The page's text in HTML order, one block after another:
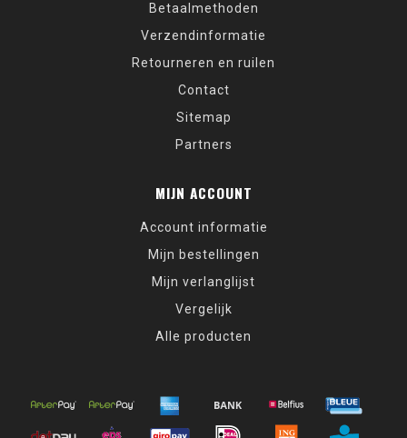
Betaalmethoden
Verzendinformatie
Retourneren en ruilen
Contact
Sitemap
Partners
MIJN ACCOUNT
Account informatie
Mijn bestellingen
Mijn verlanglijst
Vergelijk
Alle producten